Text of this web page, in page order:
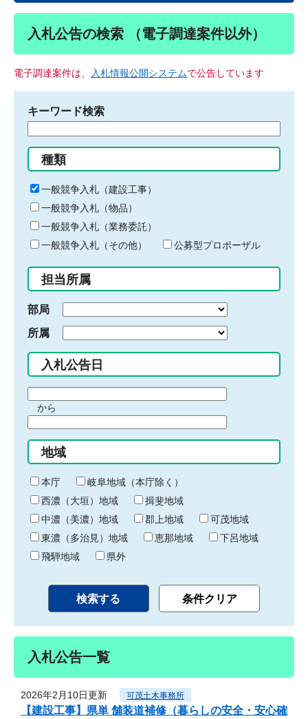
入札公告の検索 （電子調達案件以外）
電子調達案件は、 入札情報公開システムで公告しています
キーワード検索
る
キ
ー
ワ
ー
ド
入
力
種類
一般競争入札（建設工事）
一般競争入札（物品）
一般競争入札（業務委託）
一般競争入札（その他）
公募型プロポーザル
担当所属
部局
所属
入札公告日
間
始
り
から
間
終
わ
り
地域
本庁
岐阜地域（本庁除く）
西濃（大垣）地域
揖斐地域
中濃（美濃）地域
郡上地域
可茂地域
東濃（多治見）地域
恵那地域
下呂地域
飛騨地域
県外
入札公告一覧
2026年2月10日更新 可茂土木事務所
【建設工事】県単 舗装道補修（暮らしの安全・安心確